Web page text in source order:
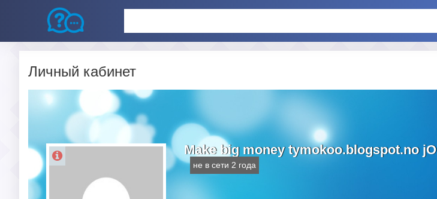
Личный кабинет
Make big money tymokoo.blogspot.no jO
не в сети 2 года